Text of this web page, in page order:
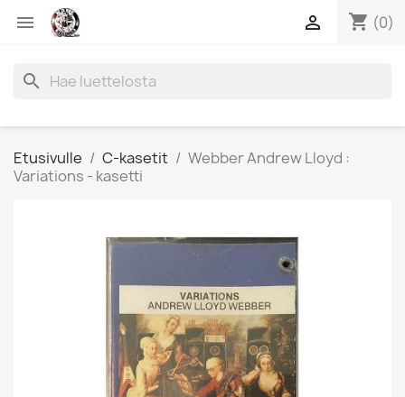
 shopping_cart (0)

search
Etusivulle C-kasetit
Webber Andrew Lloyd :
Variations - kasetti